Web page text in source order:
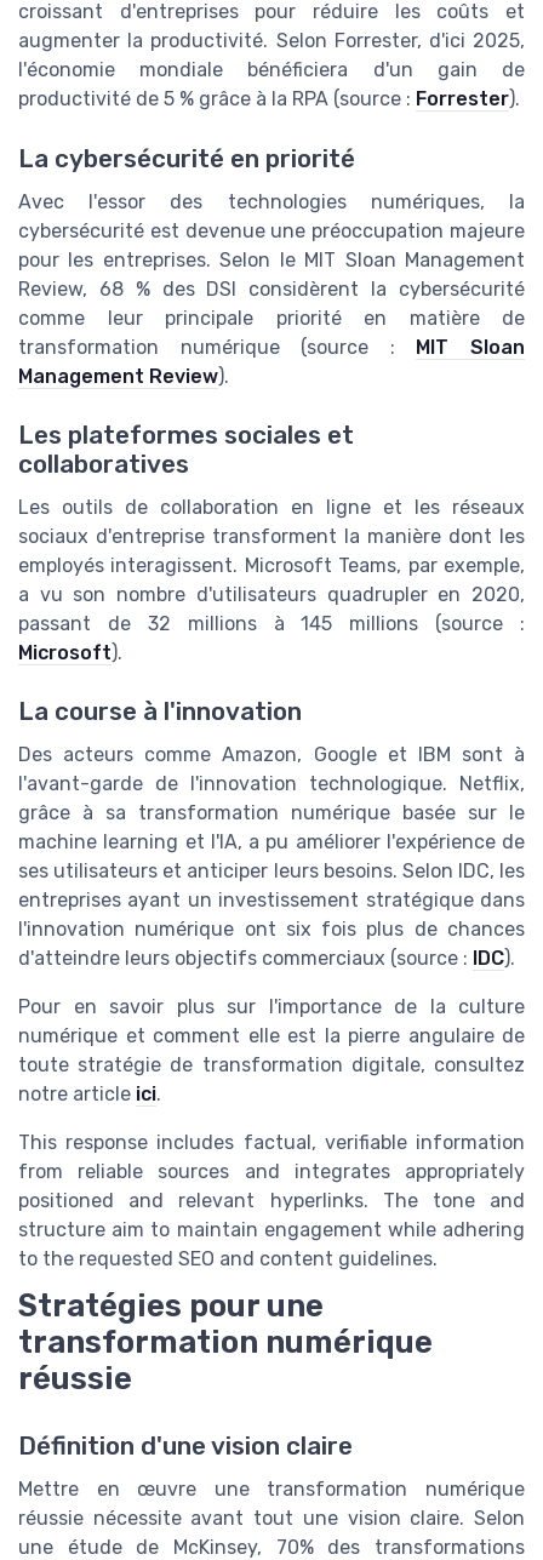
croissant d'entreprises pour réduire les coûts et
augmenter la productivité. Selon Forrester, d'ici 2025,
l'économie mondiale bénéficiera d'un gain de
productivité de 5 % grâce à la RPA (source : Forrester).
La cybersécurité en priorité
Avec l'essor des technologies numériques, la
cybersécurité est devenue une préoccupation majeure
pour les entreprises. Selon le MIT Sloan Management
Review, 68 % des DSI considèrent la cybersécurité
comme leur principale priorité en matière de
transformation numérique (source : MIT Sloan
Management Review).
Les plateformes sociales et
collaboratives
Les outils de collaboration en ligne et les réseaux
sociaux d'entreprise transforment la manière dont les
employés interagissent. Microsoft Teams, par exemple,
a vu son nombre d'utilisateurs quadrupler en 2020,
passant de 32 millions à 145 millions (source :
Microsoft).
La course à l'innovation
Des acteurs comme Amazon, Google et IBM sont à
l'avant-garde de l'innovation technologique. Netflix,
grâce à sa transformation numérique basée sur le
machine learning et l'IA, a pu améliorer l'expérience de
ses utilisateurs et anticiper leurs besoins. Selon IDC, les
entreprises ayant un investissement stratégique dans
l'innovation numérique ont six fois plus de chances
d'atteindre leurs objectifs commerciaux (source :
IDC).
Pour en savoir plus sur l'importance de la culture
numérique et comment elle est la pierre angulaire de
toute stratégie de transformation digitale, consultez
notre article ici.
This response includes factual, verifiable information
from reliable sources and integrates appropriately
positioned and relevant hyperlinks. The tone and
structure aim to maintain engagement while adhering
to the requested SEO and content guidelines.
Stratégies pour une
transformation numérique
réussie
Définition d'une vision claire
Mettre en œuvre une transformation numérique
réussie nécessite avant tout une vision claire. Selon
une étude de McKinsey, 70% des transformations